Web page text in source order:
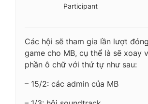
Participant
Các hội sẽ tham gia lần lượt
game cho MB, cụ thể là sẽ xoay
phần ô chữ với thứ tự như sau:
– 15/2: các admin của MB